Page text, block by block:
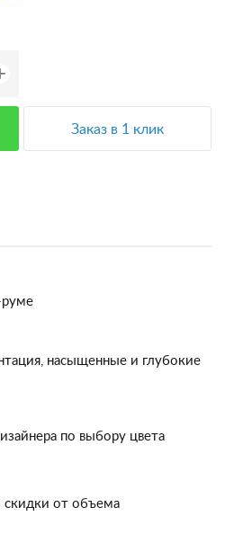
Заказ в 1 клик
насыщенные и глубокие
по выбору цвета
скидки от объема